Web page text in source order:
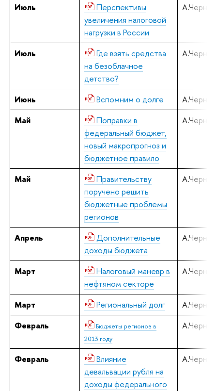
Июль
Перспективы
увеличения налоговой
нагрузки в России
Июль
Где взять средства
на безоблачное
детство?
Июнь Вспомним о долге
Май
Поправки в
федеральный бюджет,
новый макропрогноз и
бюджетное правило
Май
Правительству
поручено решить
бюджетные проблемы
регионов
Апрель
Дополнительные
доходы бюджета
Март
Налоговый маневр в
нефтяном секторе
Март Региональный долг
Февраль
Бюджеты регионов в
2013 году
Февраль
Влияние
девальвации рубля на
доходы федерального